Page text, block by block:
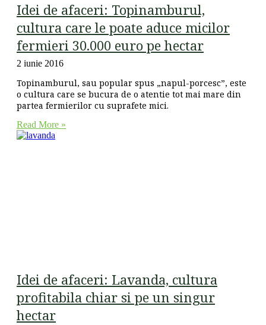
Idei de afaceri: Topinamburul,
cultura care le poate aduce micilor
fermieri 30.000 euro pe hectar
2 iunie 2016
Topinamburul, sau popular spus „napul-porcesc”, este
o cultura care se bucura de o atentie tot mai mare din
partea fermierilor cu suprafete mici.
Read More »
Idei de afaceri: Lavanda, cultura
profitabila chiar si pe un singur
hectar